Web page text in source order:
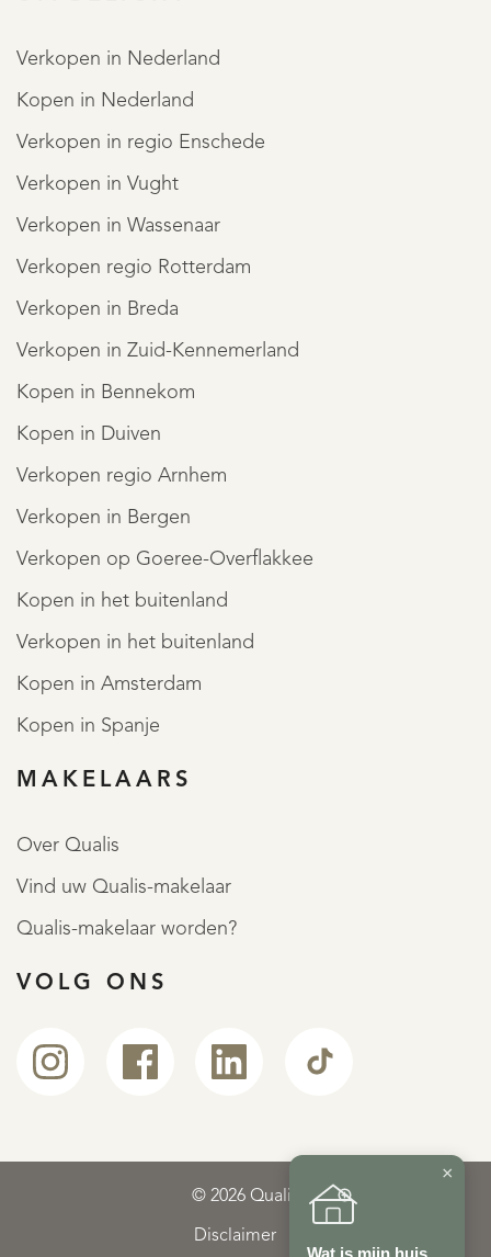
Verkopen in Nederland
Kopen in Nederland
Verkopen in regio Enschede
Verkopen in Vught
Verkopen in Wassenaar
Verkopen regio Rotterdam
Verkopen in Breda
Verkopen in Zuid-Kennemerland
Kopen in Bennekom
Kopen in Duiven
Verkopen regio Arnhem
Verkopen in Bergen
Verkopen op Goeree-Overflakkee
Kopen in het buitenland
Verkopen in het buitenland
Kopen in Amsterdam
Kopen in Spanje
MAKELAARS
Over Qualis
Vind uw Qualis-makelaar
Qualis-makelaar worden?
VOLG ONS
© 2026 Qualis
Disclaimer
×
Wat is mijn huis